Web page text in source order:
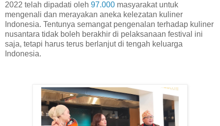
2022 telah dipadati oleh 97.000 masyarakat untuk
mengenali dan merayakan aneka kelezatan kuliner
Indonesia. Tentunya semangat pengenalan terhadap kuliner
nusantara tidak boleh berakhir di pelaksanaan festival ini
saja, tetapi harus terus berlanjut di tengah keluarga
Indonesia.